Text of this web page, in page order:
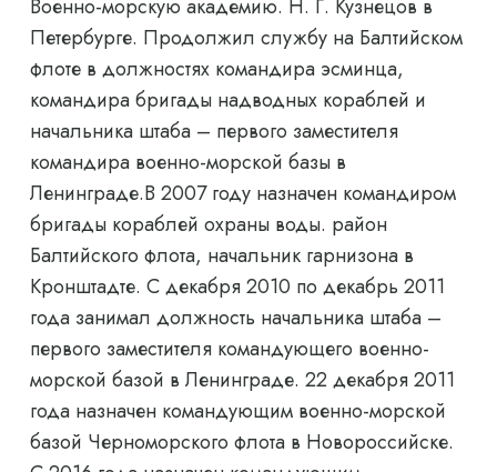
Военно-морскую академию. Н. Г. Кузнецов в
Петербурге. Продолжил службу на Балтийском
флоте в должностях командира эсминца,
командира бригады надводных кораблей и
начальника штаба – первого заместителя
командира военно-морской базы в
Ленинграде.В 2007 году назначен командиром
бригады кораблей охраны воды. район
Балтийского флота, начальник гарнизона в
Кронштадте. С декабря 2010 по декабрь 2011
года занимал должность начальника штаба –
первого заместителя командующего военно-
морской базой в Ленинграде. 22 декабря 2011
года назначен командующим военно-морской
базой Черноморского флота в Новороссийске.